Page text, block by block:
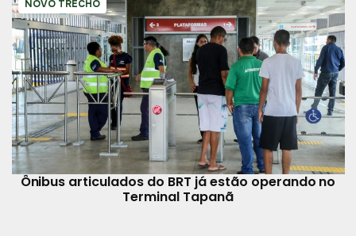
NOVO TRECHO
Ônibus articulados do BRT já estão operando no
Terminal Tapanã